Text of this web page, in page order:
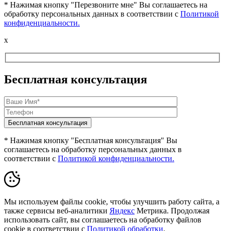
* Нажимая кнопку "Перезвоните мне" Вы соглашаетесь на
обработку персональных данных в соответствии с Политикой
конфиденциальности.
x
Бесплатная консультация
* Нажимая кнопку "Бесплатная консультация" Вы
соглашаетесь на обработку персональных данных в
соответствии с Политикой конфиденциальности.
Мы используем файлы cookie, чтобы улучшить работу сайта, а
также сервисы веб-аналитики Яндекс Метрика. Продолжая
использовать сайт, вы соглашаетесь на обработку файлов
cookie в соответствии с Политикой обработки.